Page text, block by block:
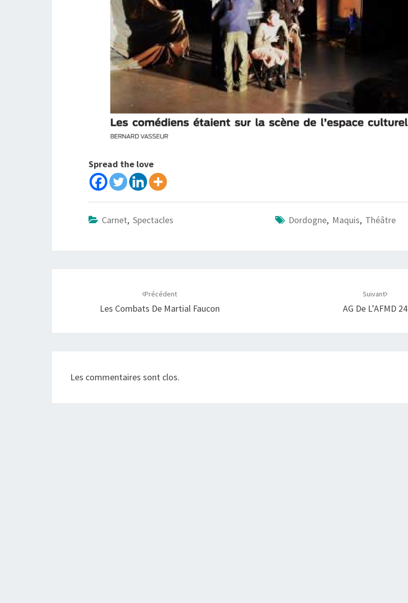
Spread the love
Carnet, Spectacles Dordogne, Maquis, Théâtre
Précédent
Les Combats De Martial Faucon
Suivant
AG De L’AFMD 24
Les commentaires sont clos.